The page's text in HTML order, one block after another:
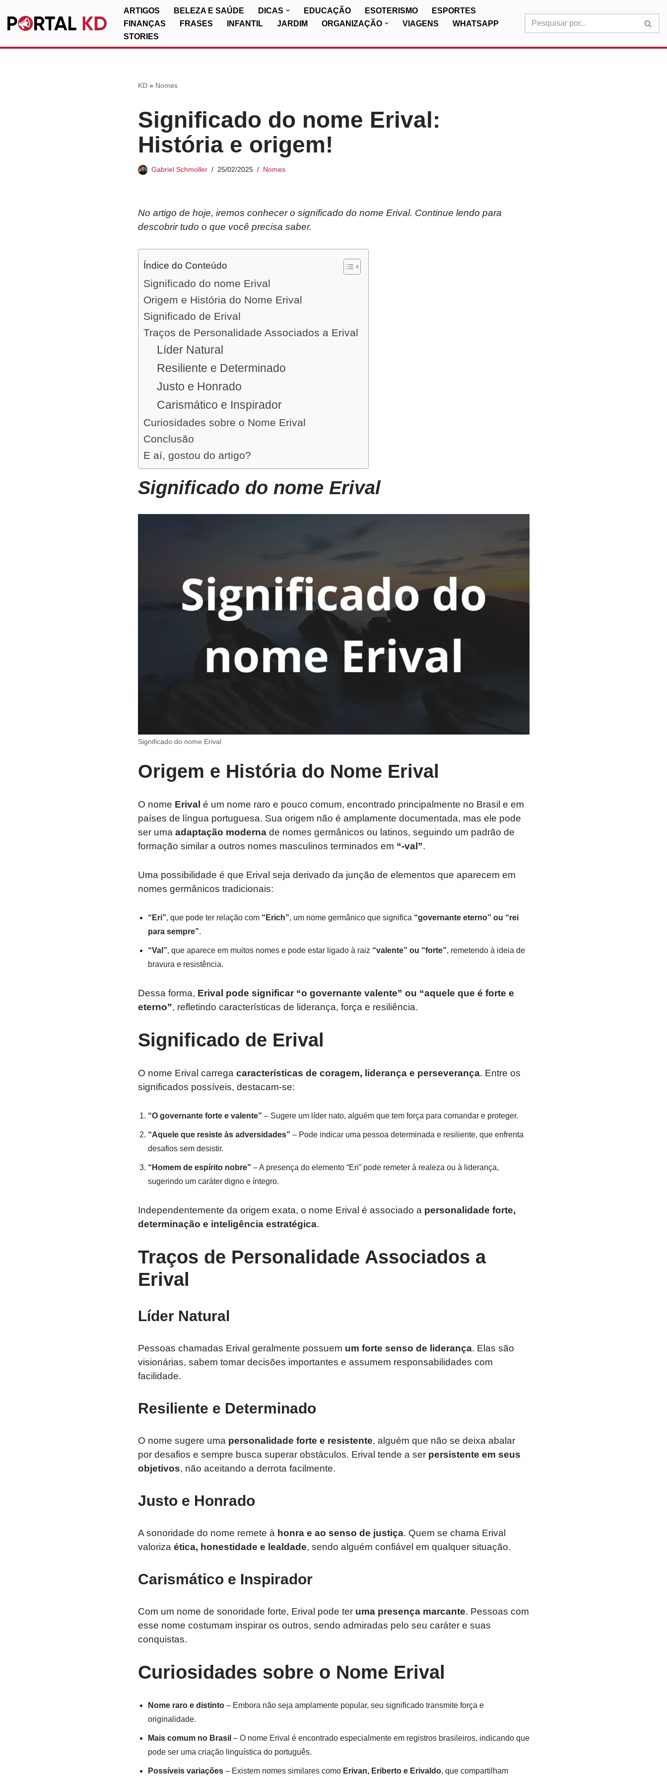
Pular
ARTIGOS BELEZA E SAÚDE DICAS EDUCAÇÃO ESOTERISMO
ESPORTES
FINANÇAS
FRASES INFANTIL JARDIM ORGANIZAÇÃO VIAGENS
WHATSAPP
STORIES
KD» Nomes
Significado do nome Erival:
História e origem!
Gabriel Schmoller 25/02/2025 Nomes
No artigo de hoje, iremos conhecer o significado do nome Erival. Continue lendo para
descobrir tudo o que você precisa saber.
Índice do Conteúdo
Significado do nome Erival
Origem e História do Nome Erival
Significado de Erival
Traços de Personalidade Associados a Erival
Líder Natural
Resiliente e Determinado
Justo e Honrado
Carismático e Inspirador
Curiosidades sobre o Nome Erival
Conclusão
E aí, gostou do artigo?
Significado do nome Erival
Significado do nome Erival
Origem e História do Nome Erival
O nome Erival é um nome raro e pouco comum, encontrado principalmente no Brasil e em
países de língua portuguesa. Sua origem não é amplamente documentada, mas ele pode
ser uma adaptação modernade nomes germânicos ou latinos, seguindo um padrão de
formação similar a outros nomes masculinos terminados em “-val”.
Uma possibilidade é que Erival seja derivado da junção de elementos que aparecem em
nomes germânicos tradicionais:
“Eri”, que pode ter relação com “Erich”, um nome germânico que significa “governante eterno” ou “rei
para sempre”.
“Val”, que aparece em muitos nomes e pode estar ligado à raiz “valente” ou “forte”, remetendo à ideia de
bravura e resistência.
Dessa forma, Erival pode significar “o governante valente” ou “aquele que é forte e
eterno”, refletindo características de liderança, força e resiliência.
Significado de Erival
O nome Erival carrega características de coragem, liderança e perseverança. Entre os
significados possíveis, destacam-se:
“O governante forte e valente” – Sugere um líder nato, alguém que tem força para comandar e proteger.
“Aquele que resiste às adversidades” – Pode indicar uma pessoa determinada e resiliente, que enfrenta
desafios sem desistir.
“Homem de espírito nobre” – A presença do elemento “Eri” pode remeter à realeza ou à liderança,
sugerindo um caráter digno e íntegro.
Independentemente da origem exata, o nome Erival é associado a personalidade forte,
determinação e inteligência estratégica.
Traços de Personalidade Associados a
Erival
Líder Natural
Pessoas chamadas Erival geralmente possuem um forte senso de liderança. Elas são
visionárias, sabem tomar decisões importantes e assumem responsabilidades com
facilidade.
Resiliente e Determinado
O nome sugere uma personalidade forte e resistente, alguém que não se deixa abalar
por desafios e sempre busca superar obstáculos. Erival tende a ser persistente em seus
objetivos, não aceitando a derrota facilmente.
Justo e Honrado
A sonoridade do nome remete à honra e ao senso de justiça. Quem se chama Erival
valoriza ética, honestidade e lealdade, sendo alguém confiável em qualquer situação.
Carismático e Inspirador
Com um nome de sonoridade forte, Erival pode ter uma presença marcante. Pessoas com
esse nome costumam inspirar os outros, sendo admiradas pelo seu caráter e suas
conquistas.
Curiosidades sobre o Nome Erival
Nome raro e distinto– Embora não seja amplamente popular, seu significado transmite força e
originalidade.
Mais comum no Brasil – O nome Erival é encontrado especialmente em registros brasileiros, indicando que
pode ser uma criação linguística do português.
Possíveis variações– Existem nomes similares como Erivan, Eriberto e Erivaldo, que compartilham